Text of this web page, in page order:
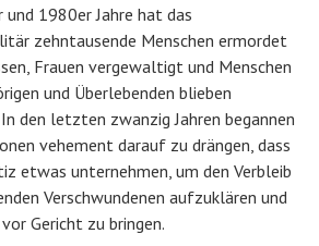
und 1980er Jahre hat das
zehntausende Menschen ermordet
Frauen vergewaltigt und Menschen
und Überlebenden blieben
den letzten zwanzig Jahren begannen
vehement darauf zu drängen, dass
etwas unternehmen, um den Verbleib
Verschwundenen aufzuklären und
Gericht zu bringen.